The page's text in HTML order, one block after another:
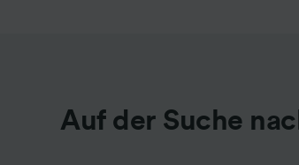
Auf der Suche